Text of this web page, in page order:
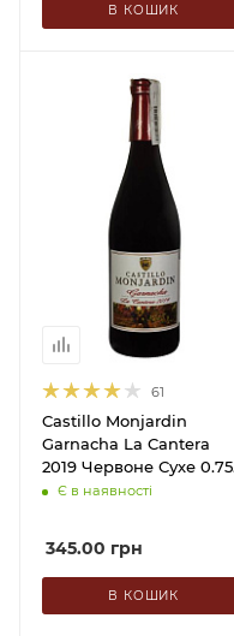
В КОШИК
61
Castillo Monjardin
Garnacha La Cantera
2019 Червоне Сухе 0.75
л Є в наявності
345.00 грн
В КОШИК